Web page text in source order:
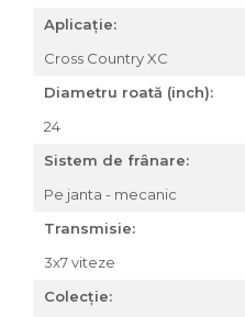
Manete schimbător
Manșoane și ghidolină
Ghidolină
Pedale
Pinioane
Pipe
Roți
Roți spate
Aplicație:
Cross Country XC
Diametru roată (inch):
24
Sistem de frânare:
Pe janta - mecanic
Transmisie:
3x7 viteze
Colecție: